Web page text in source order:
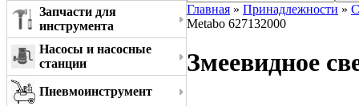
Запчасти для
инструмента
Насосы и насосные
станции
Пневмоинструмент
Главная » Принадлежности »
Metabo 627132000
Змеевидное